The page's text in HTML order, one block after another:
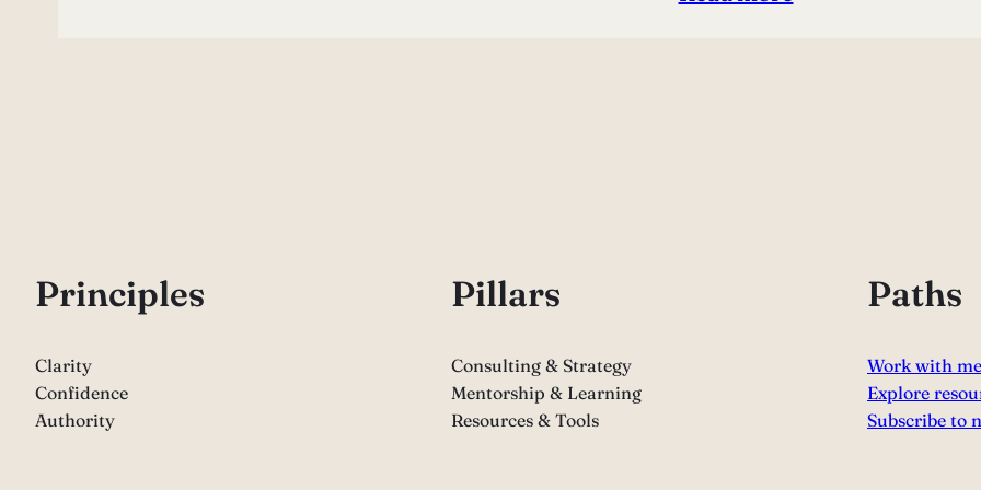
Principles
Clarity
Confidence
Authority
Pillars
Consulting & Strategy
Mentorship & Learning
Resources & Tools
Paths
Work with me
Explore
Subscribe to